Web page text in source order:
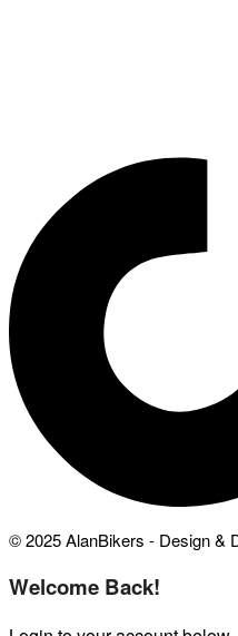
© 2025 AlanBikers - Design &
Welcome Back!